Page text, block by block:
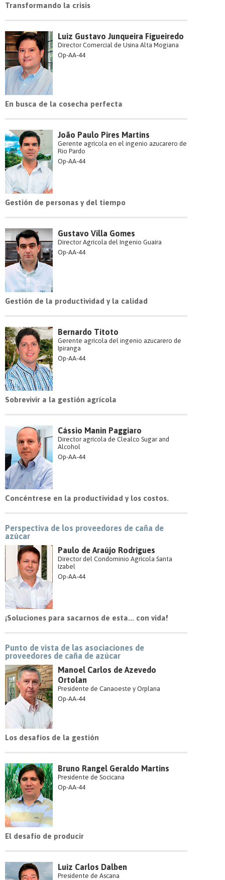
Transformando la crisis
Luiz Gustavo Junqueira Figueiredo
Director Comercial de Usina Alta Mogiana
Op-AA-44
En busca de la cosecha perfecta
João Paulo Pires Martins
Gerente agrícola en el ingenio azucarero de
Rio Pardo
Op-AA-44
Gestión de personas y del tiempo
Gustavo Villa Gomes
Director Agrícola del Ingenio Guaíra
Op-AA-44
Gestión de la productividad y la calidad
Bernardo Titoto
Gerente agrícola del ingenio azucarero de
Ipiranga
Op-AA-44
Sobrevivir a la gestión agrícola
Cássio Manin Paggiaro
Director agrícola de Clealco Sugar and
Alcohol
Op-AA-44
Concéntrese en la productividad y los costos.
Perspectiva de los proveedores de caña de
azúcar
Paulo de Araújo Rodrigues
Director del Condominio Agrícola Santa
Izabel
Op-AA-44
¡Soluciones para sacarnos de esta... con vida!
Punto de vista de las asociaciones de
proveedores de caña de azúcar
Manoel Carlos de Azevedo
Ortolan
Presidente de Canaoeste y Orplana
Op-AA-44
Los desafíos de la gestión
Bruno Rangel Geraldo Martins
Presidente de Socicana
Op-AA-44
El desafío de producir
Luiz Carlos Dalben
Presidente de Ascana